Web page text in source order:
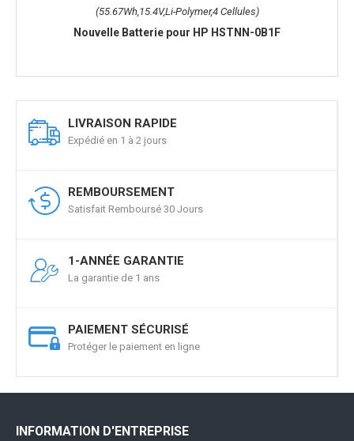
(55.67Wh,15.4V,Li-Polymer,4 Cellules)
Nouvelle Batterie pour HP HSTNN-0B1F
LIVRAISON RAPIDE
Expédié en 1 à 2 jours
REMBOURSEMENT
Satisfait Remboursé 30 Jours
1-ANNÉE GARANTIE
La garantie de 1 ans
PAIEMENT SÉCURISÉ
Protéger le paiement en ligne
INFORMATION D'ENTREPRISE